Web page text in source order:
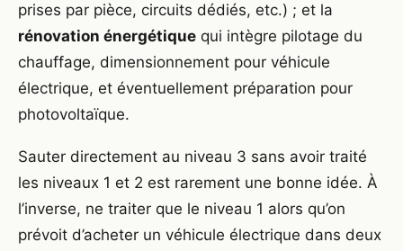
prises par pièce, circuits dédiés, etc.) ; et la
rénovation énergétique qui intègre pilotage du
chauffage, dimensionnement pour véhicule
électrique, et éventuellement préparation pour
photovoltaïque.
Sauter directement au niveau 3 sans avoir traité
les niveaux 1 et 2 est rarement une bonne idée. À
l’inverse, ne traiter que le niveau 1 alors qu’on
prévoit d’acheter un véhicule électrique dans deux